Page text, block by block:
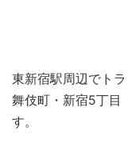
東新宿駅周辺でト
舞伎町・新宿5丁目
す。